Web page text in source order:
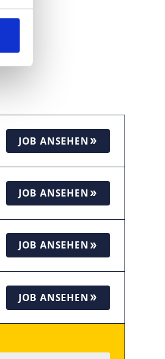
JOB ANSEHEN
JOB ANSEHEN
JOB ANSEHEN
JOB ANSEHEN